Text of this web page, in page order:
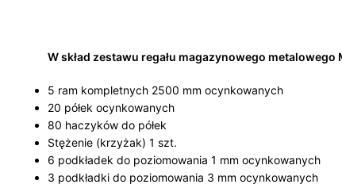
W skład zestawu regału magazynowego metalowego
5 ram kompletnych 2500 mm ocynkowanych
20 półek ocynkowanych
80 haczyków do półek
Stężenie (krzyżak) 1 szt.
6 podkładek do poziomowania 1 mm ocynkowanych
3 podkładki do poziomowania 3 mm ocynkowanych